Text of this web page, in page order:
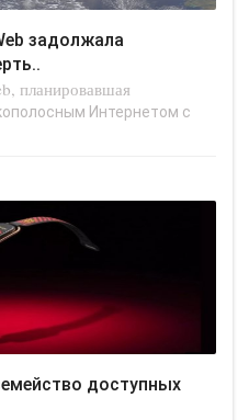
планировавшая
Интернетом с